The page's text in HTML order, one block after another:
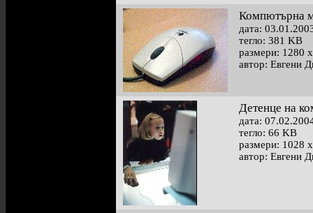
Компютърна
дата:
тегло: 381 KB
размери: 1280
автор: Евгени
Детенце на
дата:
тегло: 66 KB
размери: 1028
автор: Евгени